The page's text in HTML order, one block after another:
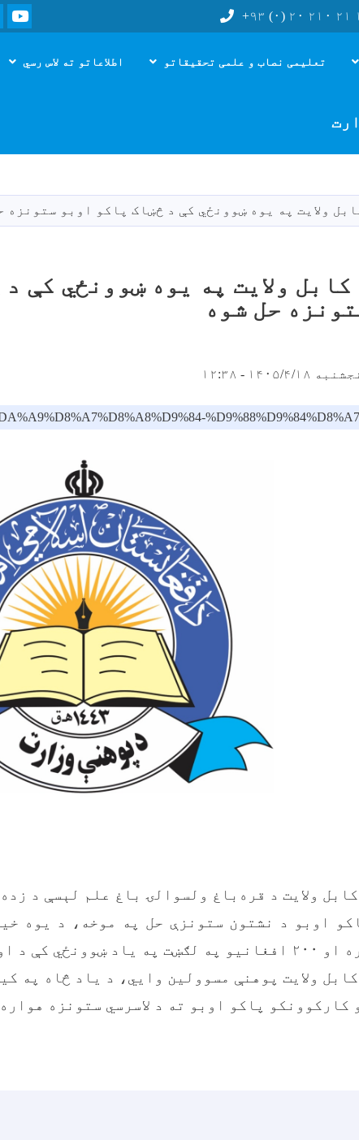
(۰) ۲۰ ۲۱۰ ۲۱ ۱۵
تعلیمی نصاب و علمی تحقیقاتو اطلاعاتو ته لاس رسي
ولایت په یوه ښوونځي کې د څښاک پاکو اوبو ستونزه
کابل ولایت په یوه ښوونځي کې
حل شوه
۱۴۰۵/۴/۱۸ - ۱۲:۳۸
کابل ولایت د قره‌باغ ولسوالۍ باغ علم لېسې د
لګښت په یاد ښوونځي کې د اوبو یوحلقه څاه وکیندل شو.
کابل ولایت پوهنې مسوولین وایي، د یاد څاه په
کارکوونکو پاکو اوبو ته د لاسرسي ستونزه